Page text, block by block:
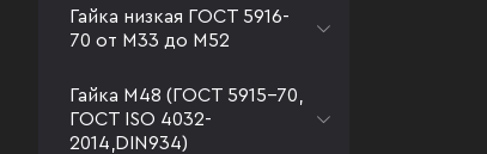
Гайка низкая ГОСТ 5916-
70 от М33 до М52
Гайка М48 (ГОСТ 5915-70,
ГОСТ ISO 4032-
2014,DIN934)